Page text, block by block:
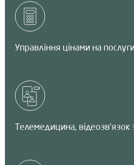
Управління цінами на
Телемедицина, відеозв’язок